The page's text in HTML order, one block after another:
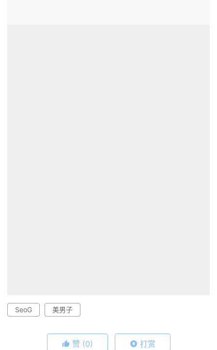
SeoG 美男子
赞 (0) 打赏